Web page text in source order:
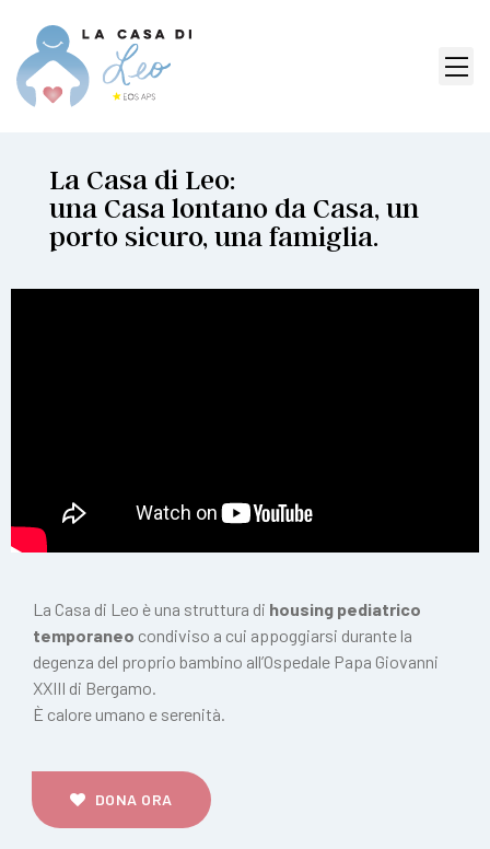
La Casa di Leo:
una Casa lontano da Casa, un
porto sicuro, una famiglia.
La Casa di Leo è una struttura di housing pediatrico
temporaneo condiviso a cui appoggiarsi durante la
degenza del proprio bambino all’Ospedale Papa Giovanni
XXIII di Bergamo.
È calore umano e serenità.
DONA ORA